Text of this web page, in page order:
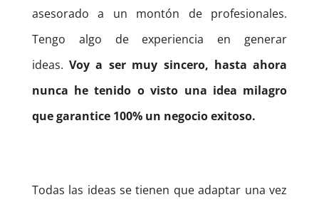
asesorado a un montón de profesionales.
Tengo algo de experiencia en generar
ideas. Voy a ser muy sincero, hasta ahora
nunca he tenido o visto una idea milagro
que garantice 100% un negocio exitoso.
Todas las ideas se tienen que adaptar una vez